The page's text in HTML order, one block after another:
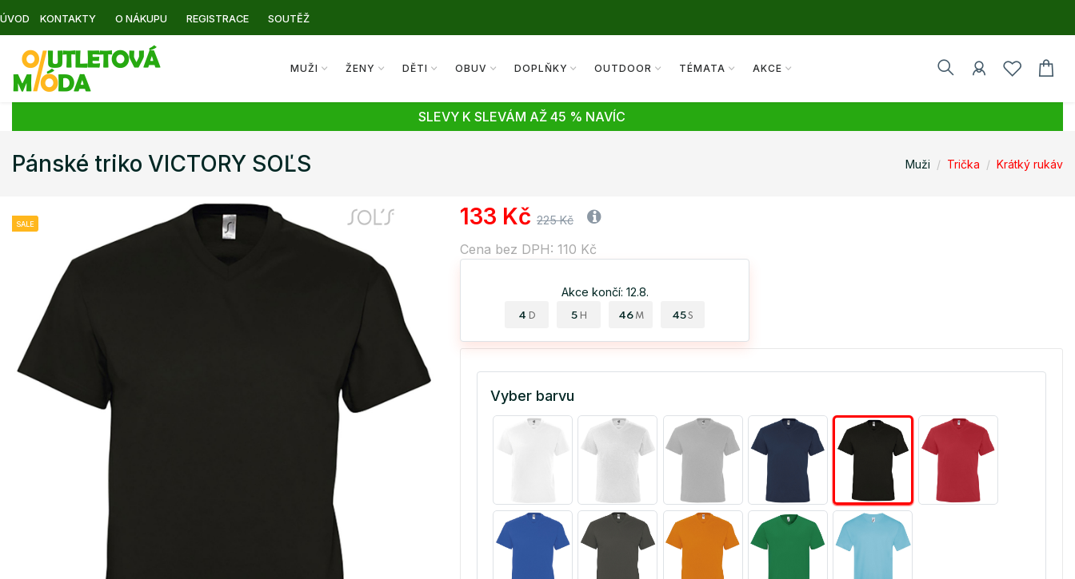
ÚVOD KONTAKTY O NÁKUPU REGISTRACE SOUTĚŽ
MUŽI ŽENY DĚTI OBUV DOPLŇKY OUTDOOR TÉMATA AKCE
SLEVY K SLEVÁM AŽ 45 % NAVÍC
Pánské triko VICTORY SOĽS Muži Trička Krátký rukáv
SALE 133 Kč 225 Kč
Cena bez DPH: 110 Kč
Akce končí: 12.8.
4 D 5 H 46 M 44 S
Vyber barvu